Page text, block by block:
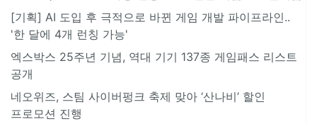
[기획] AI 도입 후 극적으로 바뀐 게임 개발 파이프라인..
'한 달에 4개 런칭 가능'
엑스박스 25주년 기념, 역대 기기 137종 게임패스 리스트
공개
네오위즈, 스팀 사이버펑크 축제 맞아 ‘산나비’ 할인
프로모션 진행